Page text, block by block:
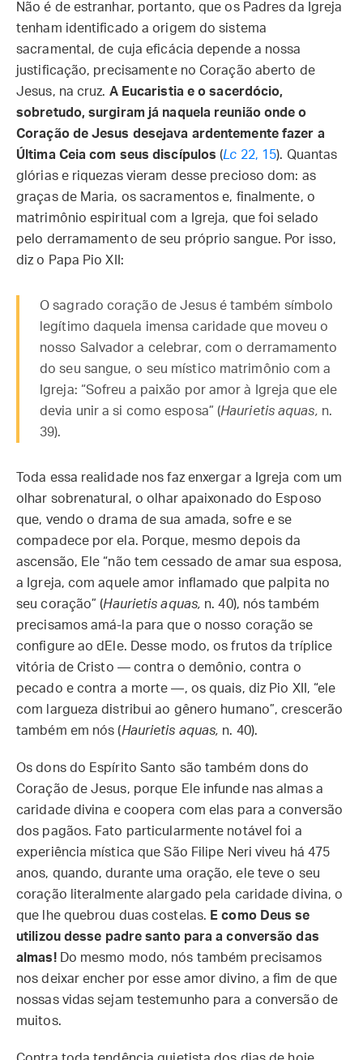
Não é de estranhar, portanto, que os Padres da Igreja
tenham identificado a origem do sistema
sacramental, de cuja eficácia depende a nossa
justificação, precisamente no Coração aberto de
Jesus, na cruz. A Eucaristia e o sacerdócio,
sobretudo, surgiram já naquela reunião onde o
Coração de Jesus desejava ardentemente fazer a
Última Ceia com seus discípulos (Lc 22, 15). Quantas
glórias e riquezas vieram desse precioso dom: as
graças de Maria, os sacramentos e, finalmente, o
matrimônio espiritual com a Igreja, que foi selado
pelo derramamento de seu próprio sangue. Por isso,
diz o Papa Pio XII:
O sagrado coração de Jesus é também símbolo
legítimo daquela imensa caridade que moveu o
nosso Salvador a celebrar, com o derramamento
do seu sangue, o seu místico matrimônio com a
Igreja: “Sofreu a paixão por amor à Igreja que ele
devia unir a si como esposa” (Haurietis aquas, n.
39).
Toda essa realidade nos faz enxergar a Igreja com um
olhar sobrenatural, o olhar apaixonado do Esposo
que, vendo o drama de sua amada, sofre e se
compadece por ela. Porque, mesmo depois da
ascensão, Ele “não tem cessado de amar sua esposa,
a Igreja, com aquele amor inflamado que palpita no
seu coração” (Haurietis aquas, n. 40), nós também
precisamos amá-la para que o nosso coração se
configure ao dEle. Desse modo, os frutos da tríplice
vitória de Cristo — contra o demônio, contra o
pecado e contra a morte —, os quais, diz Pio XII, “ele
com largueza distribui ao gênero humano”, crescerão
também em nós (Haurietis aquas, n. 40).
Os dons do Espírito Santo são também dons do
Coração de Jesus, porque Ele infunde nas almas a
caridade divina e coopera com elas para a conversão
dos pagãos. Fato particularmente notável foi a
experiência mística que São Filipe Neri viveu há 475
anos, quando, durante uma oração, ele teve o seu
coração literalmente alargado pela caridade divina, o
que lhe quebrou duas costelas. E como Deus se
utilizou desse padre santo para a conversão das
almas!Do mesmo modo, nós também precisamos
nos deixar encher por esse amor divino, a fim de que
nossas vidas sejam testemunho para a conversão de
muitos.